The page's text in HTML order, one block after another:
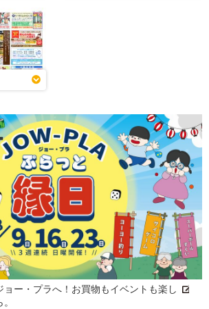
ョー・プラへ！お買物もイベントも楽し